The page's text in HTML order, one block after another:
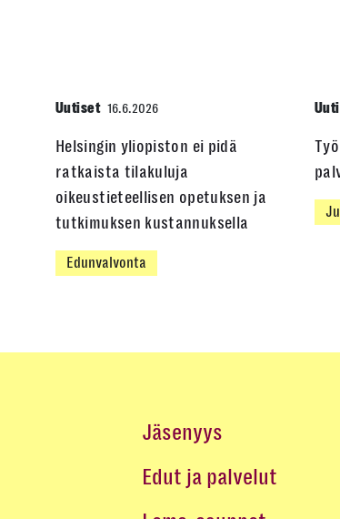
Uutiset 16.6.2026
Helsingin yliopiston ei pidä
ratkaista tilakuluja
oikeustieteellisen opetuksen ja
tutkimuksen kustannuksella
Edunvalvonta
Jäsenyys
Edut ja palvelut